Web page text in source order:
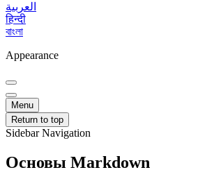
العربية
हिन्दी
বাংলা
Appearance
Menu
Return to top
Sidebar Navigation
Основы Markdown